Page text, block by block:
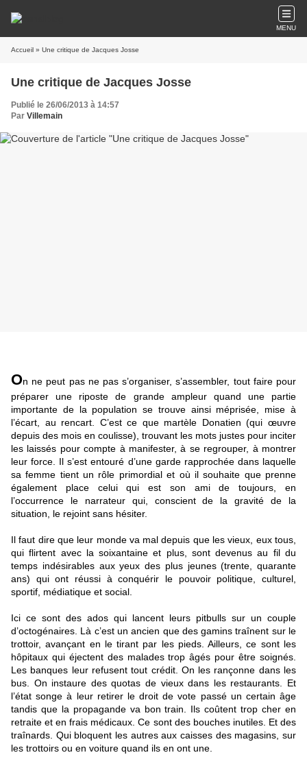
MENU
Accueil » Une critique de Jacques Josse
Une critique de Jacques Josse
Publié le 26/06/2013 à 14:57
Par Villemain
On ne peut pas ne pas s’organiser, s’assembler, tout faire pour
préparer une riposte de grande ampleur quand une partie
importante de la population se trouve ainsi méprisée, mise à
l’écart, au rencart. C’est ce que martèle Donatien (qui œuvre
depuis des mois en coulisse), trouvant les mots justes pour inciter
les laissés pour compte à manifester, à se regrouper, à montrer
leur force. Il s’est entouré d’une garde rapprochée dans laquelle
sa femme tient un rôle primordial et où il souhaite que prenne
également place celui qui est son ami de toujours, en
l’occurrence le narrateur qui, conscient de la gravité de la
situation, le rejoint sans hésiter.
Il faut dire que leur monde va mal depuis que les vieux, eux tous,
qui flirtent avec la soixantaine et plus, sont devenus au fil du
temps indésirables aux yeux des plus jeunes (trente, quarante
ans) qui ont réussi à conquérir le pouvoir politique, culturel,
sportif, médiatique et social.
Ici ce sont des ados qui lancent leurs pitbulls sur un couple
d’octogénaires. Là c’est un ancien que des gamins traînent sur le
trottoir, avançant en le tirant par les pieds. Ailleurs, ce sont les
hôpitaux qui éjectent des malades trop âgés pour être soignés.
Les banques leur refusent tout crédit. On les rançonne dans les
bus. On instaure des quotas de vieux dans les restaurants. Et
l’état songe à leur retirer le droit de vote passé un certain âge
tandis que la propagande va bon train. Ils coûtent trop cher en
retraite et en frais médicaux. Ce sont des bouches inutiles. Et des
traînards. Qui bloquent les autres aux caisses des magasins, sur
les trottoirs ou en voiture quand ils en ont une.